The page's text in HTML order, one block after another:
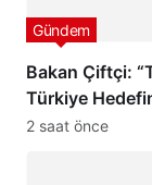
Bakan Çiftçi:
Türkiye
Dönüş Yoktur”
Gündem
2 saat önce